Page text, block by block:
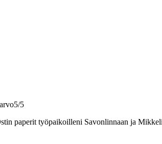
5/5
paperit työpaikoilleni Savonlinnaan ja